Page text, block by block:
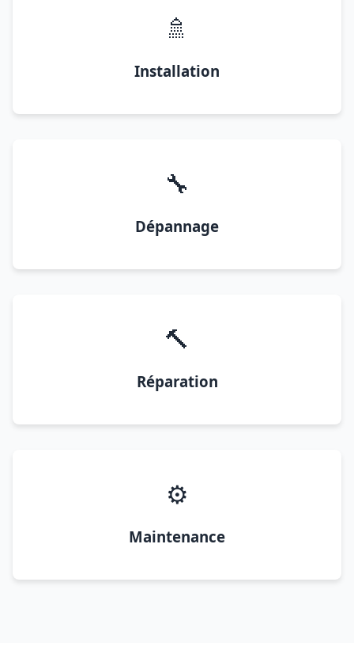
🚿
Installation
🔧
Dépannage
🔨
Réparation
⚙️
Maintenance